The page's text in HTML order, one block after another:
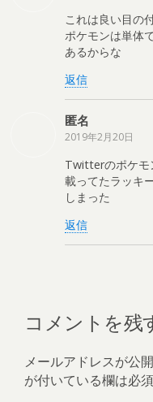
これは良い目の
ポケモンは単体
あるからな
返信
匿名
2019年2月20日
Twitterのポケモ
載ってたラッキ
しまった
返信
コメントを残
メールアドレスが公
が付いている欄は必